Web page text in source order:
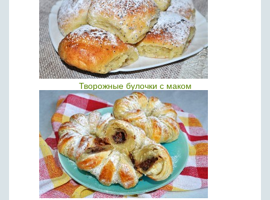
Творожные булочки с маком